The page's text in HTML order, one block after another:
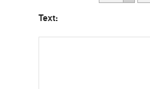
Text: